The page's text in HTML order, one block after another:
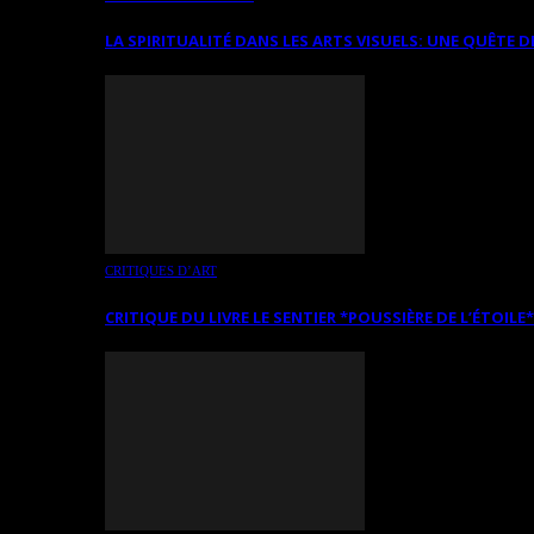
LA SPIRITUALITÉ DANS LES ARTS VISUELS: UNE QUÊTE
CRITIQUES D’ART
CRITIQUE DU LIVRE LE SENTIER *POUSSIÈRE DE L’ÉTOILE*